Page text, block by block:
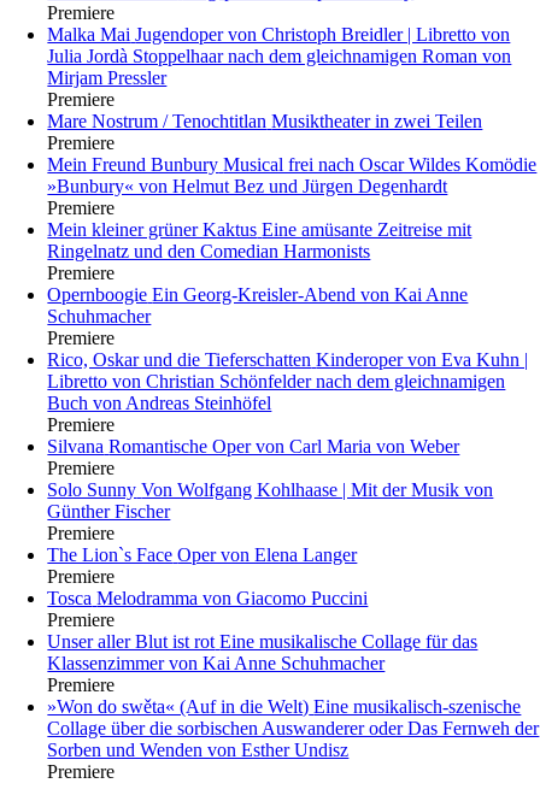
Premiere
Malka Mai Jugendoper von Christoph Breidler | Libretto von
Julia Jordà Stoppelhaar nach dem gleichnamigen Roman von
Mirjam Pressler
Premiere
Mare Nostrum / Tenochtitlan Musiktheater in zwei Teilen
Premiere
Mein Freund Bunbury Musical frei nach Oscar Wildes Komödie
»Bunbury« von Helmut Bez und Jürgen Degenhardt
Premiere
Mein kleiner grüner Kaktus Eine amüsante Zeitreise mit
Ringelnatz und den Comedian Harmonists
Premiere
Opernboogie Ein Georg-Kreisler-Abend von Kai Anne
Schuhmacher
Premiere
Rico, Oskar und die Tieferschatten Kinderoper von Eva Kuhn |
Libretto von Christian Schönfelder nach dem gleichnamigen
Buch von Andreas Steinhöfel
Premiere
Silvana Romantische Oper von Carl Maria von Weber
Premiere
Solo Sunny Von Wolfgang Kohlhaase | Mit der Musik von
Günther Fischer
Premiere
The Lion`s Face Oper von Elena Langer
Premiere
Tosca Melodramma von Giacomo Puccini
Premiere
Unser aller Blut ist rot Eine musikalische Collage für das
Klassenzimmer von Kai Anne Schuhmacher
Premiere
»Won do swěta« (Auf in die Welt) Eine musikalisch-szenische
Collage über die sorbischen Auswanderer oder Das Fernweh der
Sorben und Wenden von Esther Undisz
Premiere